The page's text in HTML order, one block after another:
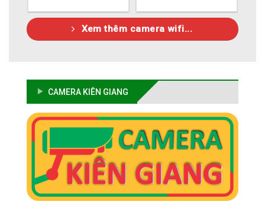
Xem thêm camera wifi...
CAMERA KIÊN GIANG